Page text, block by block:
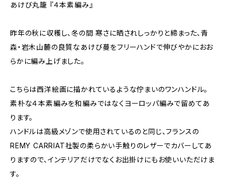
あけび丸籠 『４本素編み』
昨年の秋に収穫し、冬の間 寒さに晒されしっかりと締まった、青
森・岩木山麓の良質なあけび蔓をフリーハンドで伸びやかにおお
らかに編み上げました。
こちらは西洋絵画に描かれているような佇まいのワンハンドル。
素朴な４本素編みを和編みではなくヨーロッパ編みで留めてあ
ります。
ハンドルは高級メゾンで使用されているのと同じ、フランスの
REMY CARRIAT社製の柔らかい手触りのレザーでカバーしてあ
りますので、インテリアだけでなくお出掛けにもお使いいただけま
す。